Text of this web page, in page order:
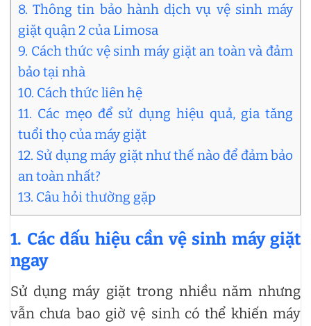
8. Thông tin bảo hành dịch vụ vệ sinh máy
giặt quận 2 của Limosa
9. Cách thức vệ sinh máy giặt an toàn và đảm
bảo tại nhà
10. Cách thức liên hệ
11. Các mẹo để sử dụng hiệu quả, gia tăng
tuổi thọ của máy giặt
12. Sử dụng máy giặt như thế nào để đảm bảo
an toàn nhất?
13. Câu hỏi thường gặp
1. Các dấu hiệu cần vệ sinh máy giặt
ngay
Sử dụng máy giặt trong nhiều năm nhưng
vẫn chưa bao giờ vệ sinh có thể khiến máy